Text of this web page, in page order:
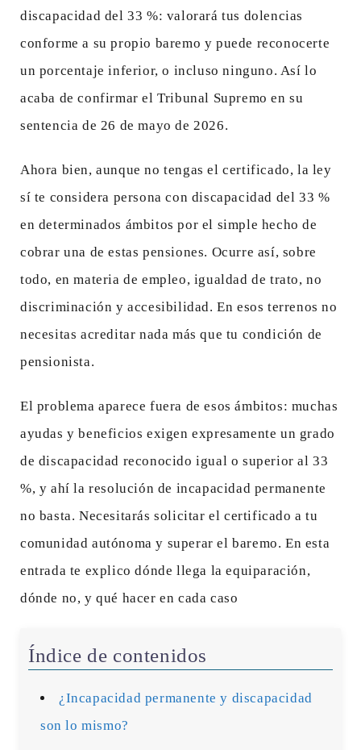
discapacidad del 33 %: valorará tus dolencias
conforme a su propio baremo y puede reconocerte
un porcentaje inferior, o incluso ninguno. Así lo
acaba de confirmar el Tribunal Supremo en su
sentencia de 26 de mayo de 2026.
Ahora bien, aunque no tengas el certificado, la ley
sí te considera persona con discapacidad del 33 %
en determinados ámbitos por el simple hecho de
cobrar una de estas pensiones. Ocurre así, sobre
todo, en materia de empleo, igualdad de trato, no
discriminación y accesibilidad. En esos terrenos no
necesitas acreditar nada más que tu condición de
pensionista.
El problema aparece fuera de esos ámbitos: muchas
ayudas y beneficios exigen expresamente un grado
de discapacidad reconocido igual o superior al 33
%, y ahí la resolución de incapacidad permanente
no basta. Necesitarás solicitar el certificado a tu
comunidad autónoma y superar el baremo. En esta
entrada te explico dónde llega la equiparación,
dónde no, y qué hacer en cada caso
Índice de contenidos
¿Incapacidad permanente y discapacidad
son lo mismo?